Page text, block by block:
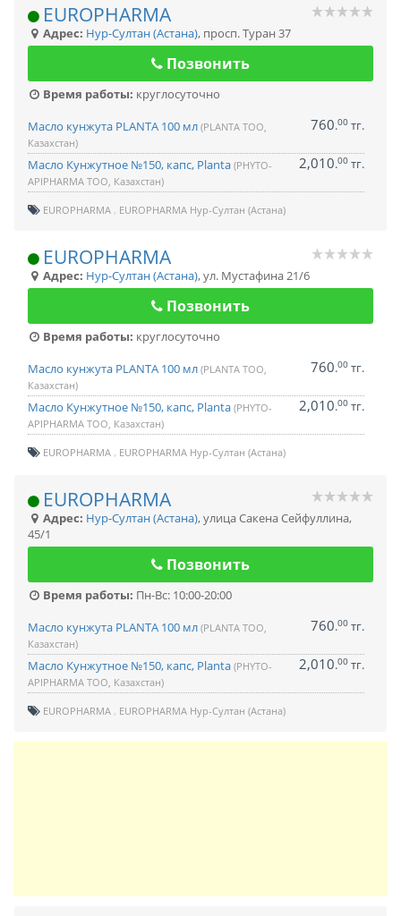
EUROPHARMA
Адрес: Нур-Султан (Астана), просп. Туран 37
Позвонить
Время работы: круглосуточно
Масло кунжута PLANTA 100 мл (PLANTA ТОО,
Казахстан)
760.00 тг.
Масло Кунжутное №150, капс, Planta (PHYTO-
APIPHARMA ТОО, Казахстан)
2,010.00 тг.
EUROPHARMA EUROPHARMA Нур-Султан (Астана)
EUROPHARMA
Адрес: Нур-Султан (Астана),ул. Мустафина 21/6
Позвонить
Время работы: круглосуточно
Масло кунжута PLANTA 100 мл (PLANTA ТОО,
Казахстан)
760.00 тг.
Масло Кунжутное №150, капс, Planta (PHYTO-
APIPHARMA ТОО, Казахстан)
2,010.00 тг.
EUROPHARMA EUROPHARMA Нур-Султан (Астана)
EUROPHARMA
Адрес: Нур-Султан (Астана),улица Сакена Сейфуллина,
45/1
Позвонить
Время работы: Пн-Вс: 10:00-20:00
Масло кунжута PLANTA 100 мл (PLANTA ТОО,
Казахстан)
760.00 тг.
Масло Кунжутное №150, капс, Planta (PHYTO-
APIPHARMA ТОО, Казахстан)
2,010.00 тг.
EUROPHARMA EUROPHARMA Нур-Султан (Астана)